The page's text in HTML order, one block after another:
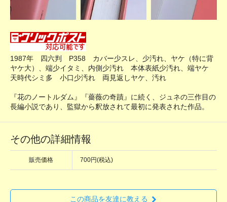
1987年 四六判 P358 カバー少スレ、少汚れ、ヤケ（特に背
ヤケ大）、端少イタミ、内側少汚れ 本体表紙少汚れ、端ヤケ
天時代シミ多 小口少汚れ 両見返しヤケ、汚れ
『花のノートルダム』『薔薇の奇蹟』に続く、ジュネの三作目の
長編小説であり、監獄から釈放されて最初に発表された作品。
その他の詳細情報
販売価格 700円(税込)
この商品を友達に教える